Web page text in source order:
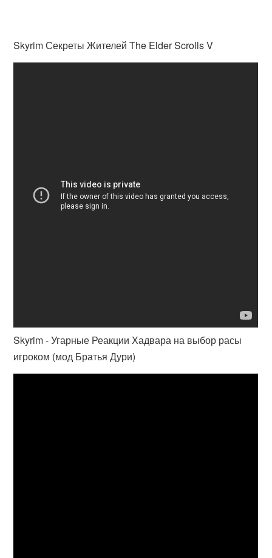
Skyrim Секреты Жителей The Elder Scrolls V
Skyrim - Угарные Реакции Хадвара на выбор расы
игроком (мод Братья Дури)